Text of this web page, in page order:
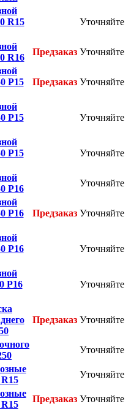
R15
Уточняйте
R16
Предзаказ Уточняйте
Р15
Предзаказ Уточняйте
Р15
Уточняйте
Р15
Уточняйте
Р16
Уточняйте
Р16
Предзаказ Уточняйте
Р16
Уточняйте
Р16
Уточняйте
Предзаказ Уточняйте
Уточняйте
Уточняйте
Предзаказ Уточняйте